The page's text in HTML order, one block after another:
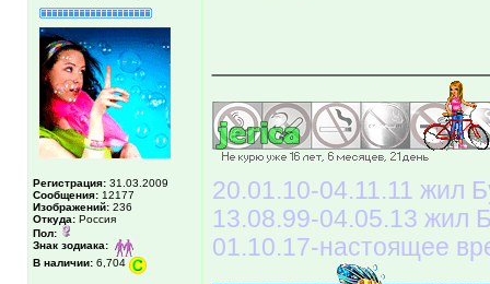
Регистрация: 31.03.2009
Сообщения: 12177
Изображений: 236
Откуда: Россия
Пол:
Знак зодиака:
В наличии: 6,704
20.01.10-04.11.11 жил
13.08.99-04.05.13 жил
01.10.17-настоящее